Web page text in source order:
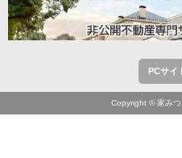
PCサイ
Copyright © 家み